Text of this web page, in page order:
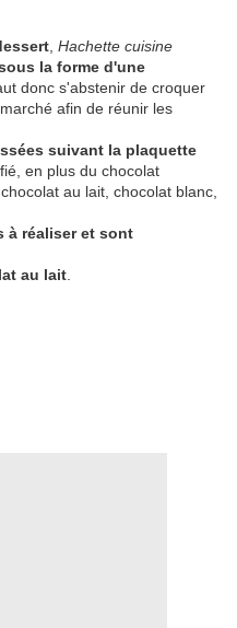
Hachette cuisine
la forme d'une
donc s'abstenir de croquer
afin de réunir les
suivant la plaquette
en plus du chocolat
au lait, chocolat blanc,
à réaliser et sont
au lait